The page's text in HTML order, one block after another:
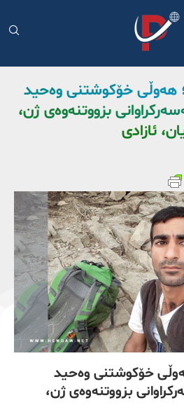
هەوڵی خۆکوشتنی وەحید
بزووتنەوەی ژن،
ئازادی
خۆکوشتنی وەحید
بزووتنەوەی ژن،